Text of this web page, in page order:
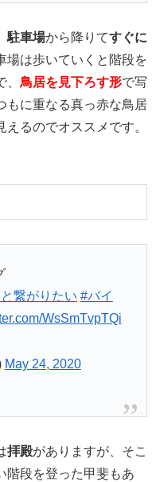
駐車場から降りてすぐに
場は歩いていくと階段を
鳥居を見下ろす形で写
もに重なる真っ赤な鳥居
るのでオススメです。
繋がりたい #バイ
WsSmTvpTQi
May 24, 2020
拝殿がありますが、そこ
階段を登った甲斐もあ